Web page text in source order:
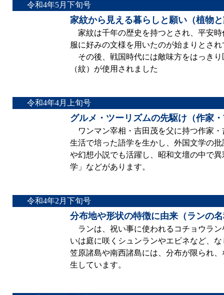
令和4年5月下旬号
家紋から見える暮らしと願い（植物
家紋は千年の歴史を持つとされ、平安
服に好みの文様を用いたのが始まりとさ
その後、戦国時代には敵味方をはっき
（紋）が使用されました
令和4年4月上旬号
グルメ・ツーリズムの先駆け（作家
ワンマン宰相・吉田茂を父に持つ作家・
生活で培った語学を生かし、外国文学の
や幻想小説でも活躍し、昭和文壇の中で
学」などがあります。
令和4年2月下旬号
分布地や形状の特徴に由来（ランの
ランは、祝い事に使われるコチョウラ
いは庭に咲くシュンランやエビネなど、
笠原諸島や南西諸島には、分布が限られ
生しています。